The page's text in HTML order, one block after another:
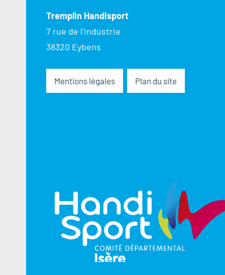
Tremplin Handisport
7 rue de l’industrie
38320 Eybens
Mentions légales Plan du site